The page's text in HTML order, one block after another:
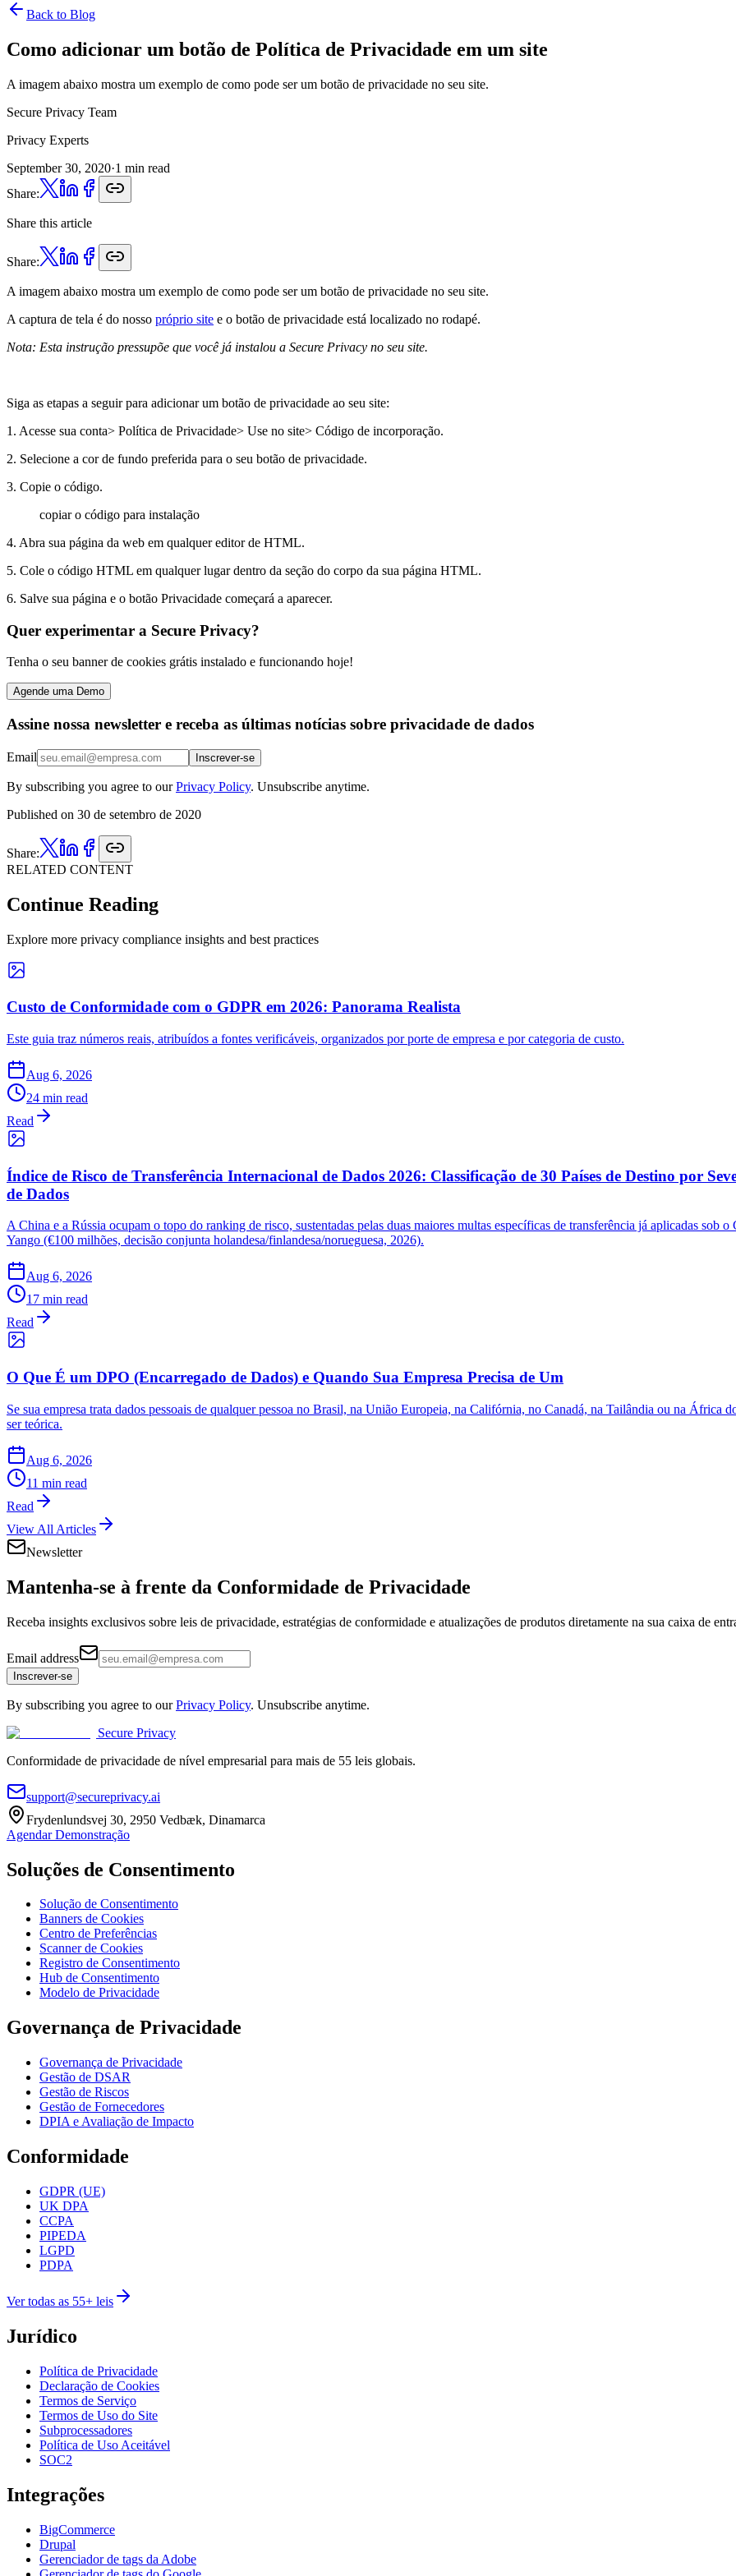
Back to Blog
Como adicionar um botão de Política de Privacidade em um site
A imagem abaixo mostra um exemplo de como pode ser um botão de privacidade no seu site.
Secure Privacy Team
Privacy Experts
September 30, 2020·1 min read
Share:
Share this article
Share:
A imagem abaixo mostra um exemplo de como pode ser um botão de privacidade no seu site.
A captura de tela é do nosso próprio site e o botão de privacidade está localizado no rodapé.
Nota: Esta instrução pressupõe que você já instalou a Secure Privacy no seu site.
Siga as etapas a seguir para adicionar um botão de privacidade ao seu site:
1. Acesse sua conta> Política de Privacidade> Use no site> Código de incorporação.
2. Selecione a cor de fundo preferida para o seu botão de privacidade.
3. Copie o código.
copiar o código para instalação
4. Abra sua página da web em qualquer editor de HTML.
5. Cole o código HTML em qualquer lugar dentro da seção do corpo da sua página HTML.
6. Salve sua página e o botão Privacidade começará a aparecer.
Quer experimentar a Secure Privacy?
Tenha o seu banner de cookies grátis instalado e funcionando hoje!
Agende uma Demo
Assine nossa newsletter e receba as últimas notícias sobre privacidade de dados
Email Inscrever-se
By subscribing you agree to our Privacy Policy. Unsubscribe anytime.
Published on 30 de setembro de 2020
Share:
RELATED CONTENT
Continue Reading
Explore more privacy compliance insights and best practices
Custo de Conformidade com o GDPR em 2026: Panorama Realista
Este guia traz números reais, atribuídos a fontes verificáveis, organizados por porte de empresa e por categoria de custo.
Aug 6, 2026
24 min read
Read
Índice de Risco de Transferência Internacional de Dados 2026: Classificação de 30 Países de Destino por
de Dados
A China e a Rússia ocupam o topo do ranking de risco, sustentadas pelas duas maiores multas específicas de transferência já aplicadas
Yango (€100 milhões, decisão conjunta holandesa/finlandesa/norueguesa, 2026).
Aug 6, 2026
17 min read
Read
O Que É um DPO (Encarregado de Dados) e Quando Sua Empresa Precisa de Um
Se sua empresa trata dados pessoais de qualquer pessoa no Brasil, na União Europeia, na Califórnia, no Canadá, na Tailândia ou na África
ser teórica.
Aug 6, 2026
11 min read
Read
View All Articles
Newsletter
Mantenha-se à frente da Conformidade de Privacidade
Receba insights exclusivos sobre leis de privacidade, estratégias de conformidade e atualizações de produtos diretamente na sua caixa de
Email address
Inscrever-se
By subscribing you agree to our Privacy Policy. Unsubscribe anytime.
Secure Privacy
Conformidade de privacidade de nível empresarial para mais de 55 leis globais.
support@secureprivacy.ai
Frydenlundsvej 30, 2950 Vedbæk, Dinamarca
Agendar Demonstração
Soluções de Consentimento
Solução de Consentimento
Banners de Cookies
Centro de Preferências
Scanner de Cookies
Registro de Consentimento
Hub de Consentimento
Modelo de Privacidade
Governança de Privacidade
Governança de Privacidade
Gestão de DSAR
Gestão de Riscos
Gestão de Fornecedores
DPIA e Avaliação de Impacto
Conformidade
GDPR (UE)
UK DPA
CCPA
PIPEDA
LGPD
PDPA
Ver todas as 55+ leis
Jurídico
Política de Privacidade
Declaração de Cookies
Termos de Serviço
Termos de Uso do Site
Subprocessadores
Política de Uso Aceitável
SOC2
Integrações
BigCommerce
Drupal
Gerenciador de tags da Adobe